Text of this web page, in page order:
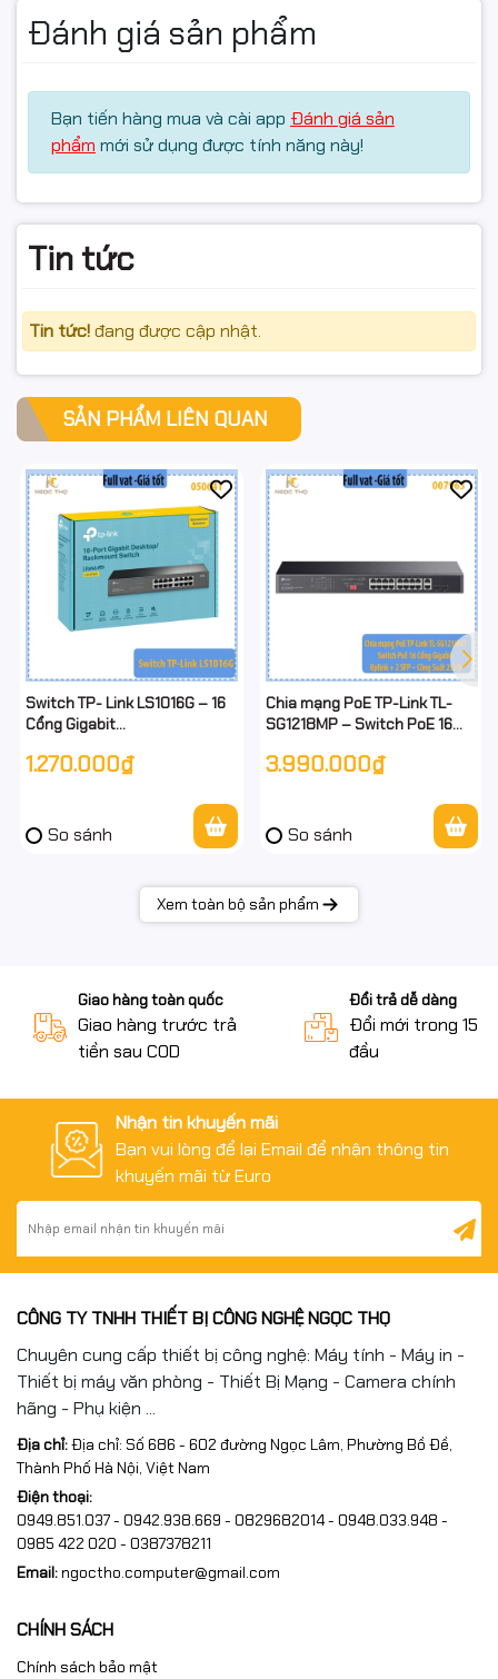
#ArcherT3U #USBWiFi #AC1300 #DualBand #MUMIMO
#NgocThoComputer
Đánh giá sản phẩm
Bạn tiến hàng mua và cài app Đánh giá sản
phẩm mới sử dụng được tính năng này!
Tin tức
Tin tức!đang được cập nhật.
SẢN PHẨM LIÊN QUAN
Switch TP- Link LS1016G – 16
Cổng Gigabit
LiteWave –
1.270.000₫
So sánh
Chia mạng PoE TP-Link TL-
SG1218MP – Switch PoE 16
SFP – Công Suất 250W –
3.990.000₫
So sánh
Xem toàn bộ sản phẩm
Giao hàng toàn quốc
Giao hàng trước trả
tiền sau COD
Đổi trả dễ dàng
Đổi mới trong 15
đầu
Nhận tin khuyến mãi
Bạn vui lòng để lại Email để nhận thông tin
khuyến mãi từ Euro
CÔNG TY TNHH THIẾT BỊ CÔNG NGHỆ NGỌC THỌ
Chuyên cung cấp thiết bị công nghệ: Máy tính - Máy in -
Thiết bị máy văn phòng - Thiết Bị Mạng - Camera chính
hãng - Phụ kiện ...
Địa chỉ:Địa chỉ: Số 686 - 602 đường Ngọc Lâm, Phường Bồ Đề,
Thành Phố Hà Nội, Việt Nam
Điện thoại:
0949.851.037 - 0942.938.669 - 0829682014 - 0948.033.948 -
0985 422 020 - 0387378211
Email:ngoctho.computer@gmail.com
CHÍNH SÁCH
Chính sách bảo mật